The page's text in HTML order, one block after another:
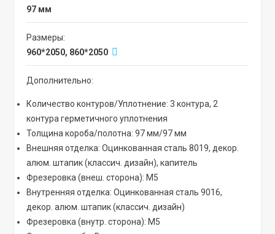
97 мм
Размеры:
960*2050, 860*2050
Дополнительно:
Количество контуров/Уплотнение: 3 контура, 2
контура герметичного уплотнения
Толщина короба/полотна: 97 мм/97 мм
Внешняя отделка: Оцинкованная сталь 8019, декор.
алюм. штапик (классич. дизайн), капитель
Фрезеровка (внеш. сторона): М5
Внутренняя отделка: Оцинкованная сталь 9016,
декор. алюм. штапик (классич. дизайн)
Фрезеровка (внутр. сторона): М5